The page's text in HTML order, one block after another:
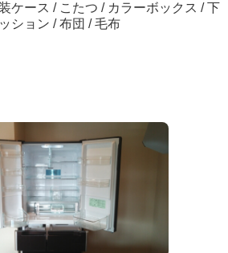
ケース / こたつ / カラーボックス / 下
ション / 布団 / 毛布